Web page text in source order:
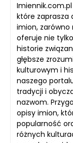
które zaprasza
imion, zarówno
oferuje nie
historie
głębsze
kulturowym i
naszego
tradycji i
nazwom.
opisy imion,
popularność
różnych